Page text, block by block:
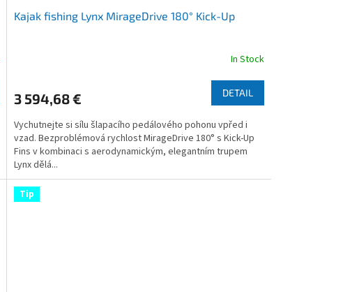
Kajak fishing Lynx MirageDrive 180° Kick-Up
rating
3,6
out
of
5
stars.
In Stock
3 594,68 € DETAIL
Vychutnejte si sílu šlapacího pedálového pohonu vpřed i
vzad. Bezproblémová rychlost MirageDrive 180° s Kick-Up
Fins v kombinaci s aerodynamickým, elegantním trupem
Lynx dělá...
Tip